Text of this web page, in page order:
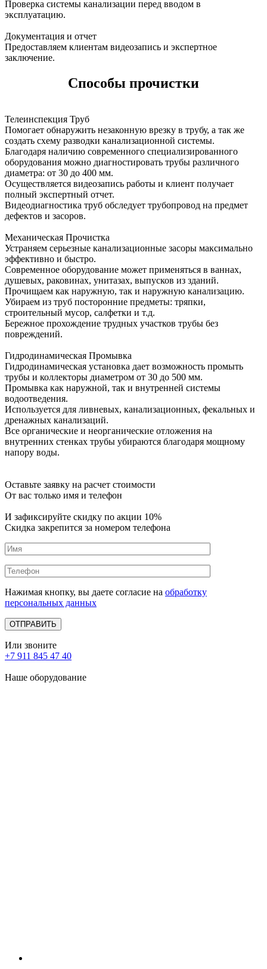
Проверка системы канализации перед вводом в
эксплуатацию.
Документация и отчет
Предоставляем клиентам видеозапись и экспертное
заключение.
Способы прочистки
Телеинспекция Труб
Помогает обнаружить незаконную врезку в трубу, а так же
создать схему разводки канализационной системы.
Благодаря наличию современного специализированного
оборудования можно диагностировать трубы различного
диаметра: от 30 до 400 мм.
Осуществляется видеозапись работы и клиент получает
полный экспертный отчет.
Видеодиагностика труб обследует трубопровод на предмет
дефектов и засоров.
Механическая Прочистка
Устраняем серьезные канализационные засоры максимально
эффективно и быстро.
Современное оборудование может применяться в ваннах,
душевых, раковинах, унитазах, выпусков из зданий.
Прочищаем как наружную, так и наружную канализацию.
Убираем из труб посторонние предметы: тряпки,
строительный мусор, салфетки и т.д.
Бережное прохождение трудных участков трубы без
повреждений.
Гидродинамическая Промывка
Гидродинамическая установка дает возможность промыть
трубы и коллекторы диаметром от 30 до 500 мм.
Промывка как наружной, так и внутренней системы
водоотведения.
Используется для ливневых, канализационных, фекальных и
дренажных канализаций.
Все органические и неорганические отложения на
внутренних стенках трубы убираются благодаря мощному
напору воды.
Оставьте заявку на расчет стоимости
От вас только имя и телефон
И зафиксируйте скидку по акции 10%
Скидка закрепится за номером телефона
Нажимая кнопку, вы даете согласие на обработку
персональных данных
Или звоните
+7 911 845 47 40
Наше оборудование